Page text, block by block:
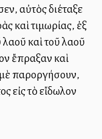
αὐτὸς διέταξε
καὶ τιμωρίας, ἐξ
λαοῦ καὶ τοῦ λαοῦ
ἔπραξαν καὶ
παροργήσουν,
εἰς τὸ εἴδωλον